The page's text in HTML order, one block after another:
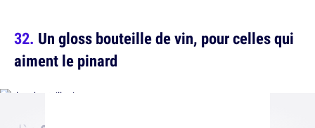
Un gloss bouteille de vin, pour celles qui
aiment le pinard